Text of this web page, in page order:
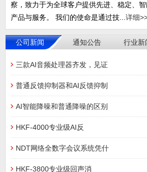
察，致力于为全球客户提供先进、稳定、
产品与服务。 我们的使命是通过技... 详细
公司新闻 通知公告 行业新
三款AI音频处理器齐发，见证
普通反馈抑制器和AI反馈抑制
AI智能降噪和普通降噪的区别
HKF-4000专业级AI反
NDT网络全数字会议系统凭什
HKF-3800专业级回声消